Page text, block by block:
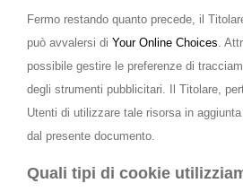
Fermo restando quanto precede, il
può avvalersi di Your Online Choices.
possibile gestire le preferenze di
degli strumenti pubblicitari. Il Titolare,
Utenti di utilizzare tale risorsa in
dal presente documento.
Quali tipi di cookie